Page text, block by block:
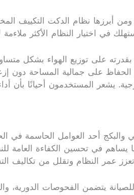
ومن أبرزها نظام الدكت التكييف
في اختيار النظام الأكثر ملاءمة
بقدرته على توزيع الهواء بشكل
على جمالية المساحة دون
يشعر المستخدمون أحيانًا بأن
والبكج أحد العوامل الحاسمة
في تحسين الكفاءة العامة
عمر النظام وتقلل من تكاليف
للصيانة يتضمن الفحوصات